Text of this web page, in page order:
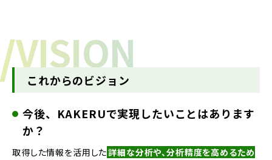
VISION
これからのビジョン
今後、KAKERUで実現したいことはあります
か？
取得した情報を活用した詳細な分析や、分析精度を高めるため